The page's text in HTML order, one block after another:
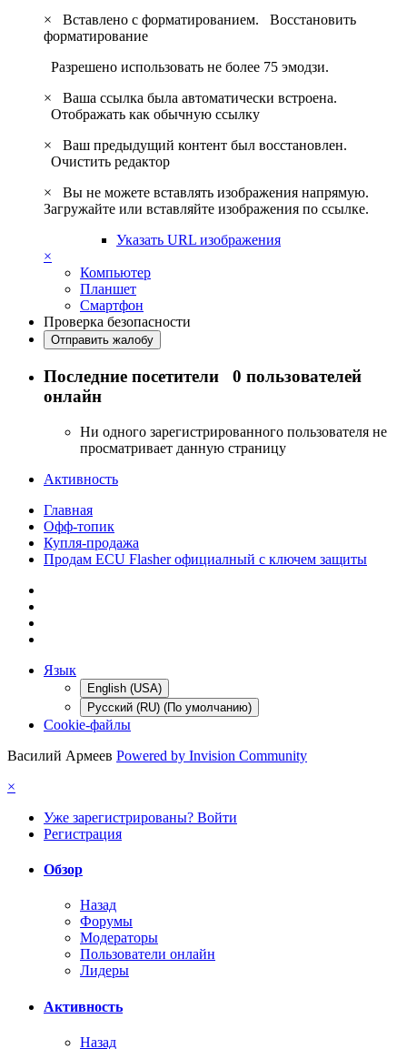
×
Вставлено с форматированием. Восстановить
форматирование
Разрешено использовать не более 75 эмодзи.
×
Ваша ссылка была автоматически встроена.
Отображать как обычную ссылку
×
Ваш предыдущий контент был восстановлен.
Очистить редактор
×
Вы не можете вставлять изображения напрямую.
Загружайте или вставляйте изображения по ссылке.
Указать URL изображения
×
Компьютер
Планшет
Смартфон
Проверка безопасности
Отправить жалобу
Последние посетители 0 пользователей
онлайн
Ни одного зарегистрированного пользователя не
просматривает данную страницу
Активность
Главная
Офф-топик
Купля-продажа
Продам ECU Flasher официалный с ключем защиты
Язык
English (USA)
Русский (RU) (По умолчанию)
Cookie-файлы
Василий Армеев Powered by Invision Community
×
Уже зарегистрированы? Войти
Регистрация
Обзор
Назад
Форумы
Модераторы
Пользователи онлайн
Лидеры
Активность
Назад